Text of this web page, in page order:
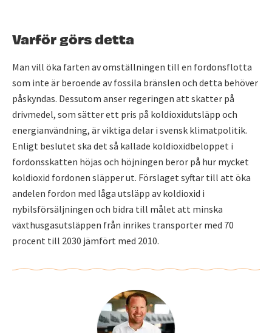
Varför görs detta
Man vill öka farten av omställningen till en fordonsflotta
som inte är beroende av fossila bränslen och detta behöver
påskyndas. Dessutom anser regeringen att skatter på
drivmedel, som sätter ett pris på koldioxidutsläpp och
energianvändning, är viktiga delar i svensk klimatpolitik.
Enligt beslutet ska det så kallade koldioxidbeloppet i
fordonsskatten höjas och höjningen beror på hur mycket
koldioxid fordonen släpper ut. Förslaget syftar till att öka
andelen fordon med låga utsläpp av koldioxid i
nybilsförsäljningen och bidra till målet att minska
växthusgasutsläppen från inrikes transporter med 70
procent till 2030 jämfört med 2010.